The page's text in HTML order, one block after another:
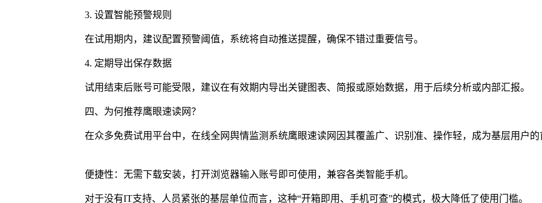
3. 设置智能预警规则
在试用期内，建议配置预警阈值，系统将自动推送提醒，确保不错过重要信号。
4. 定期导出保存数据
试用结束后账号可能受限，建议在有效期内导出关键图表、简报或原始数据，用于后续分析或内部汇报。
四、为何推荐鹰眼速读网？
在众多免费试用平台中，在线全网舆情监测系统鹰眼速读网因其覆盖广、识别准、操作轻，成为基层用户的
便捷性：无需下载安装，打开浏览器输入账号即可使用，兼容各类智能手机。
对于没有IT支持、人员紧张的基层单位而言，这种“开箱即用、手机可查”的模式，极大降低了使用门槛。